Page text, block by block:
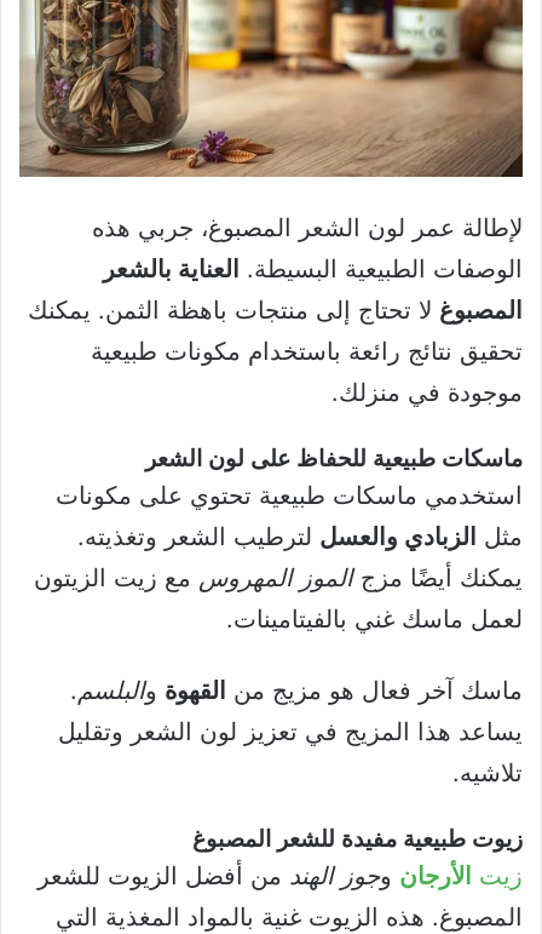
لإطالة عمر لون الشعر المصبوغ، جربي هذه
الوصفات الطبيعية البسيطة. العناية بالشعر
المصبوغ لا تحتاج إلى منتجات باهظة الثمن. يمكنك
تحقيق نتائج رائعة باستخدام مكونات طبيعية
موجودة في منزلك.
ماسكات طبيعية للحفاظ على لون الشعر
استخدمي ماسكات طبيعية تحتوي على مكونات
مثل الزبادي والعسل لترطيب الشعر وتغذيته.
يمكنك أيضًا مزجالموز المهروس مع زيت الزيتون
لعمل ماسك غني بالفيتامينات.
ماسك آخر فعال هو مزيج من القهوة والبلسم.
يساعد هذا المزيج في تعزيز لون الشعر وتقليل
تلاشيه.
زيوت طبيعية مفيدة للشعر المصبوغ
زيت الأرجان وجوز الهند من أفضل الزيوت للشعر
المصبوغ. هذه الزيوت غنية بالمواد المغذية التي